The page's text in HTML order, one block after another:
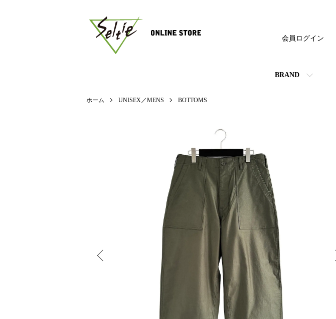
BRAND
会員ログイン
ホーム UNISEX／MENS BOTTOMS